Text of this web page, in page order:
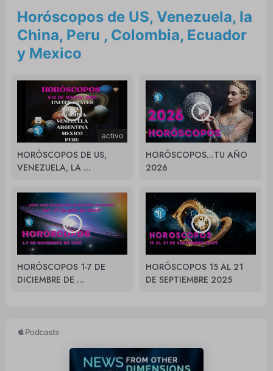
Horóscopos de US, Venezuela, la
China, Peru , Colombia, Ecuador
y Mexico
activo
HORÓSCOPOS DE US,
VENEZUELA, LA ...
HORÓSCOPOS...TU AÑO
2026
HORÓSCOPOS 1-7 DE
DICIEMBRE DE ...
HORÓSCOPOS 15 AL 21
DE SEPTIEMBRE 2025